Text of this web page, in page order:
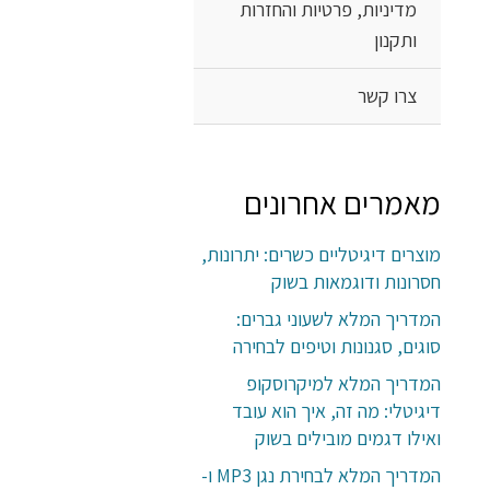
מדיניות, פרטיות והחזרות
ותקנון
צרו קשר
מאמרים אחרונים
מוצרים דיגיטליים כשרים: יתרונות,
חסרונות ודוגמאות בשוק
המדריך המלא לשעוני גברים:
סוגים, סגנונות וטיפים לבחירה
המדריך המלא למיקרוסקופ
דיגיטלי: מה זה, איך הוא עובד
ואילו דגמים מובילים בשוק
המדריך המלא לבחירת נגן MP3 ו-